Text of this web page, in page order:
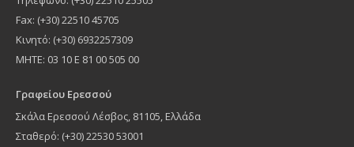
Fax: (+30) 22510 45705
Κινητό: (+30) 6932257309
MHTE: 03 10 Ε 81 00 505 00
Γραφείου Ερεσσού
Σκάλα Ερεσσού Λέσβος, 81105, Ελλάδα
Σταθερό: (+30) 22530 53001